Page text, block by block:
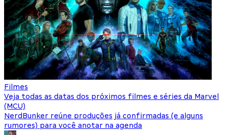
Filmes
Veja todas as datas dos próximos filmes e séries da Marvel
(MCU)
NerdBunker reúne produções já confirmadas (e alguns
rumores) para você anotar na agenda